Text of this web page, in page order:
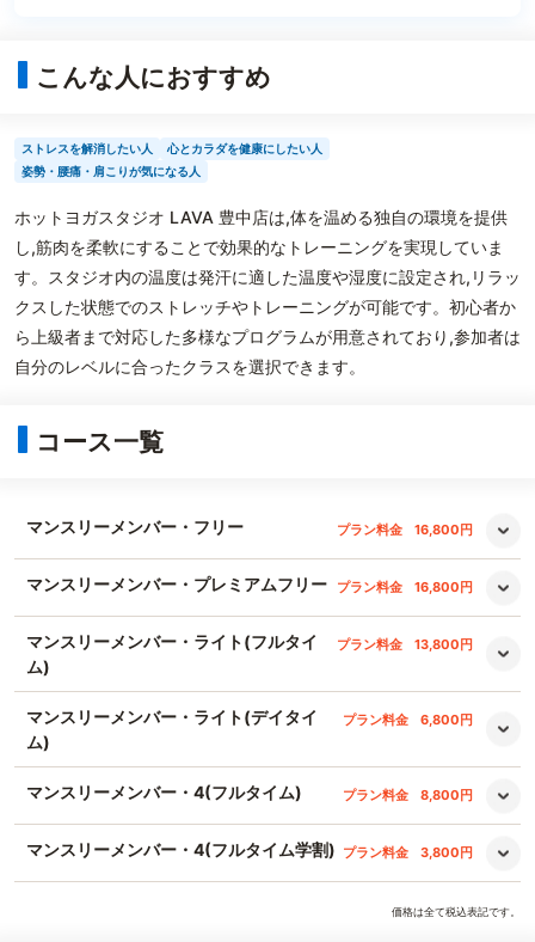
こんな人におすすめ
ストレスを解消したい人
心とカラダを健康にしたい人
姿勢・腰痛・肩こりが気になる人
ホットヨガスタジオ LAVA 豊中店は,体を温める独自の環境を提供
し,筋肉を柔軟にすることで効果的なトレーニングを実現していま
す。スタジオ内の温度は発汗に適した温度や湿度に設定され,リラッ
クスした状態でのストレッチやトレーニングが可能です。初心者か
ら上級者まで対応した多様なプログラムが用意されており,参加者は
自分のレベルに合ったクラスを選択できます。
コース一覧
マンスリーメンバー・フリー プラン料金 16,800円
マンスリーメンバー・プレミアムフリー プラン料金 16,800円
マンスリーメンバー・ライト(フルタイ
ム)
プラン料金 13,800円
マンスリーメンバー・ライト(デイタイ
ム)
プラン料金 6,800円
マンスリーメンバー・4(フルタイム) プラン料金 8,800円
マンスリーメンバー・4(フルタイム学割) プラン料金 3,800円
価格は全て税込表記です。